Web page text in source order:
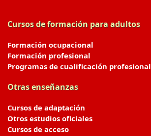
Cursos de formación para adultos
Formación ocupacional
Formación profesional
Programas de cualificación profesional
Otras enseñanzas
Cursos de adaptación
Otros estudios oficiales
Cursos de acceso